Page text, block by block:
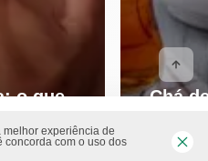
o que
fazer
Chá
experiência de
concorda com o uso dos